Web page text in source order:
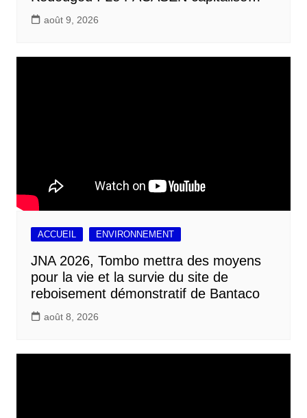
août 9, 2026
ACCUEIL ENVIRONNEMENT
JNA 2026, Tombo mettra des moyens
pour la vie et la survie du site de
reboisement démonstratif de Bantaco
août 8, 2026